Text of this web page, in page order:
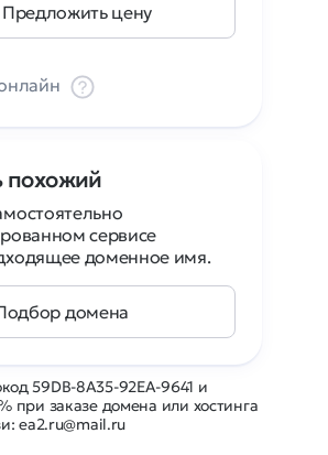
59DB-8A35-92EA-9641 и
при заказе домена или хостинга
ea2.ru@mail.ru
Предложить цену
похожий
сервисе
доменное имя.
домена